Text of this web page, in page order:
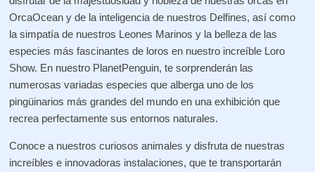
OrcaOcean y de la inteligencia de nuestros Delfines, así como
la simpatía de nuestros Leones Marinos y la belleza de las
especies más fascinantes de loros en nuestro increíble Loro
Show. En nuestro PlanetPenguin, te sorprenderán las
numerosas variadas especies que alberga uno de los
pingüinarios más grandes del mundo en una exhibición que
recrea perfectamente sus entornos naturales.
Conoce a nuestros curiosos animales y disfruta de nuestras
increíbles e innovadoras instalaciones, que te transportarán